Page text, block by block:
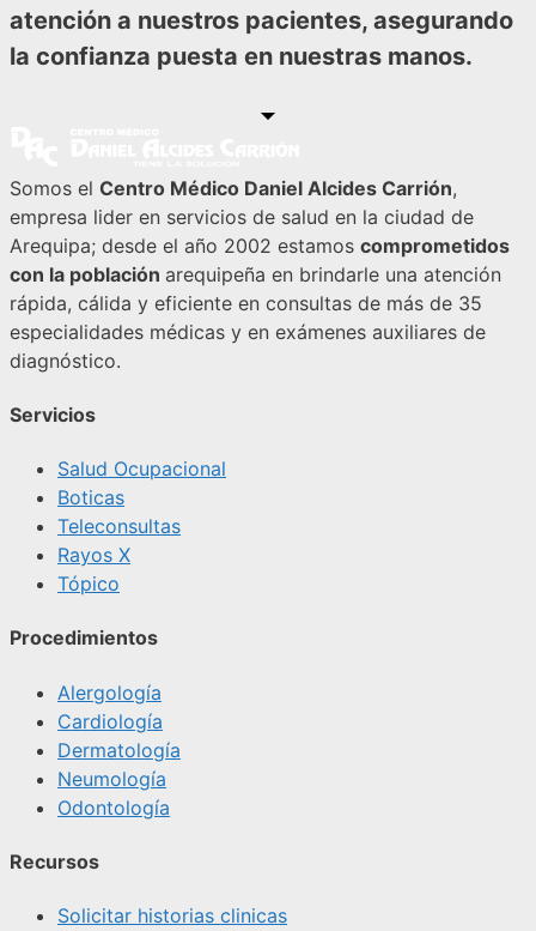
atención a nuestros pacientes, asegurando
la confianza puesta en nuestras manos.
Somos el Centro Médico Daniel Alcides Carrión,
empresa lider en servicios de salud en la ciudad de
Arequipa; desde el año 2002 estamos comprometidos
con la población arequipeña en brindarle una atención
rápida, cálida y eficiente en consultas de más de 35
especialidades médicas y en exámenes auxiliares de
diagnóstico.
Servicios
Salud Ocupacional
Boticas
Teleconsultas
Rayos X
Tópico
Procedimientos
Alergología
Cardiología
Dermatología
Neumología
Odontología
Recursos
Solicitar historias clinicas